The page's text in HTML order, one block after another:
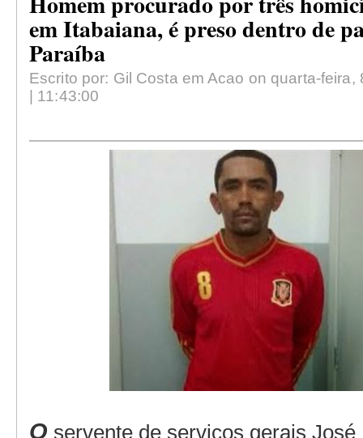
em Itabaiana, é preso dentro de
Paraíba
Escrito por: Gil Costa em Acao on quarta-
| 11:43:00
O servente de serviços gerais